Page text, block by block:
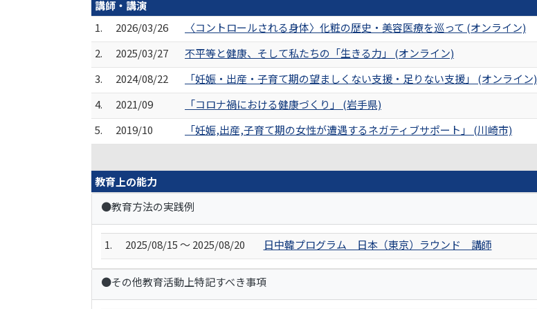
講師・講演
1.
2026/03/26
〈コントロールされる身体〉化粧の歴史・美容医療を巡って (オンライン)
2.
2025/03/27
不平等と健康、そして私たちの「生きる力」 (オンライン)
3.
2024/08/22
「妊娠・出産・子育て期の望ましくない支援・足りない支援」 (オンライン)
4.
2021/09
「コロナ禍における健康づくり」 (岩手県)
5.
2019/10
「妊娠,出産,子育て期の女性が遭遇するネガティブサポート」 (川崎市)
教育上の能力
●教育方法の実践例
1. 2025/08/15 ～ 2025/08/20 日中韓プログラム 日本（東京）ラウンド 講師
●その他教育活動上特記すべき事項